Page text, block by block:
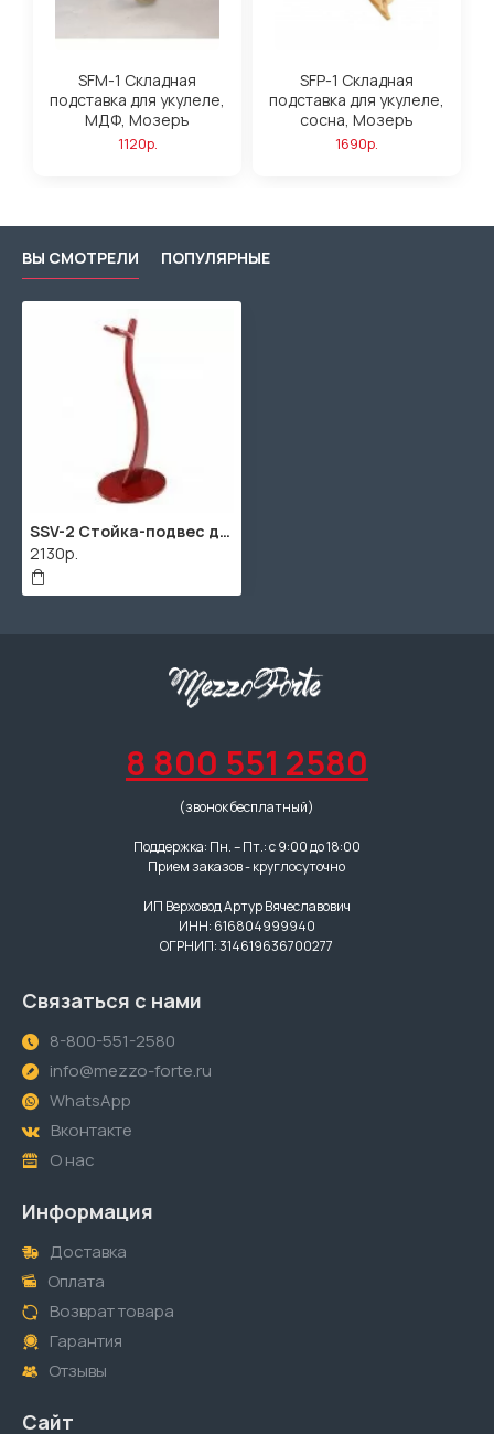
SFM-1 Складная
подставка для укулеле,
МДФ, Мозеръ
1120р.
SFP-1 Складная
подставка для укулеле,
сосна, Мозеръ
1690р.
ВЫ СМОТРЕЛИ ПОПУЛЯРНЫЕ
SSV-2 Стойка-подвес для скрипки/укулеле. Мозеръ
2130р.
8 800 551 2580
(звонок бесплатный)
Поддержка: Пн. – Пт.: с 9:00 до 18:00
Прием заказов - круглосуточно
ИП Верховод Артур Вячеславович
ИНН: 616804999940
ОГРНИП: 314619636700277
Связаться с нами
8-800-551-2580
info@mezzo-forte.ru
WhatsApp
Вконтакте
О нас
Информация
Доставка
Оплата
Возврат товара
Гарантия
Отзывы
Сайт